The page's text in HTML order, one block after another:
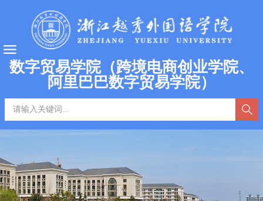
数字贸易学院（跨境电商创业学院、
阿里巴巴数字贸易学院）